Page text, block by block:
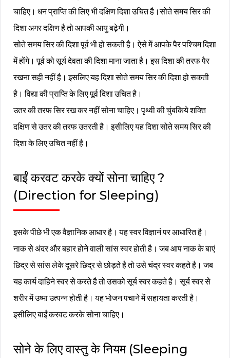
चाहिए। धन प्राप्ति की लिए भी दक्षिण दिशा उचित है।सोते समय सिर की
दिशा अगर दक्षिण है तो आपकी आयु बढ़ेगी।
सोते समय सिर की दिशा पूर्व भी हो सकती है। ऐसे में आपके पैर पश्चिम दिशा
में होंगे। पूर्व को सूर्य देवता की दिशा माना जाता है। इस दिशा की तरफ पैर
रखना सही नहीं है। इसलिए यह दिशा सोते समय सिर की दिशा हो सकती
है। विद्या की प्राप्ति के लिए पूर्व दिशा उचित है।
उतर की तरफ सिर रख कर नहीं सोना चाहिए। पृथ्वी की चुंबकिये शक्ति
दक्षिण से उतर की तरफ उतरती है। इसीलिए यह दिशा सोते समय सिर की
दिशा के लिए उचित नहीं है।
बाईं करवट करके क्यों सोना चाहिए ?
(Direction for Sleeping)
इसके पीछे भी एक वैज्ञानिक आधार है। यह स्वर विज्ञानं पर आधारित है।
नाक से अंदर और बहार होने वाली सांस स्वर होती है। जब आप नाक के बाएं
छिद्र से सांस लेके दूसरे छिद्र से छोड़ते है तो उसे चंद्र स्वर कहते है। जब
यह कार्य दाहिने स्वर से करते है तो उसको सूर्य स्वर कहते है। सूर्य स्वर से
शरीर में उष्मा उत्पन्न होती है। यह भोजन पचाने में सहायता करती है।
इसीलिए बाईं करवट करके सोना चाहिए।
सोने के लिए वास्तु के नियम (Sleeping